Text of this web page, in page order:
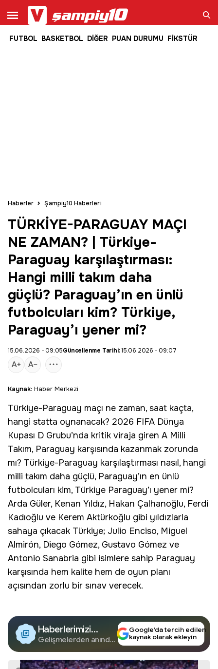
FUTBOL BASKETBOL DİĞER PUAN DURUMU FİKSTÜRAra
Haberler Şampiy10 Haberleri
TÜRKİYE-PARAGUAY MAÇI
NE ZAMAN? | Türkiye-
Paraguay karşılaştırması:
Hangi milli takım daha
güçlü? Paraguay’ın en ünlü
futbolcuları kim? Türkiye,
Paraguay’ı yener mi?
15.06.2026 - 09:05Güncellenme Tarihi:15.06.2026 - 09:07
Kaynak: Haber Merkezi
Türkiye-Paraguay maçı ne zaman, saat kaçta,
hangi statta oynanacak? 2026 FIFA Dünya
Kupası D Grubu’nda kritik viraja giren A Milli
Takım, Paraguay karşısında kazanmak zorunda
mı? Türkiye-Paraguay karşılaştırması nasıl, hangi
milli takım daha güçlü, Paraguay’ın en ünlü
futbolcuları kim, Türkiye Paraguay’ı yener mi?
Arda Güler, Kenan Yıldız, Hakan Çalhanoğlu, Ferdi
Kadıoğlu ve Kerem Aktürkoğlu gibi yıldızlarla
sahaya çıkacak Türkiye; Julio Enciso, Miguel
Almirón, Diego Gómez, Gustavo Gómez ve
Antonio Sanabria gibi isimlere sahip Paraguay
karşısında hem kalite hem de oyun planı
açısından zorlu bir sınav verecek.
Haberlerimizi
Google'da Takip
Edin
Gelişmelerden anında
Google’da tercih edilen
kaynak olarak ekleyin